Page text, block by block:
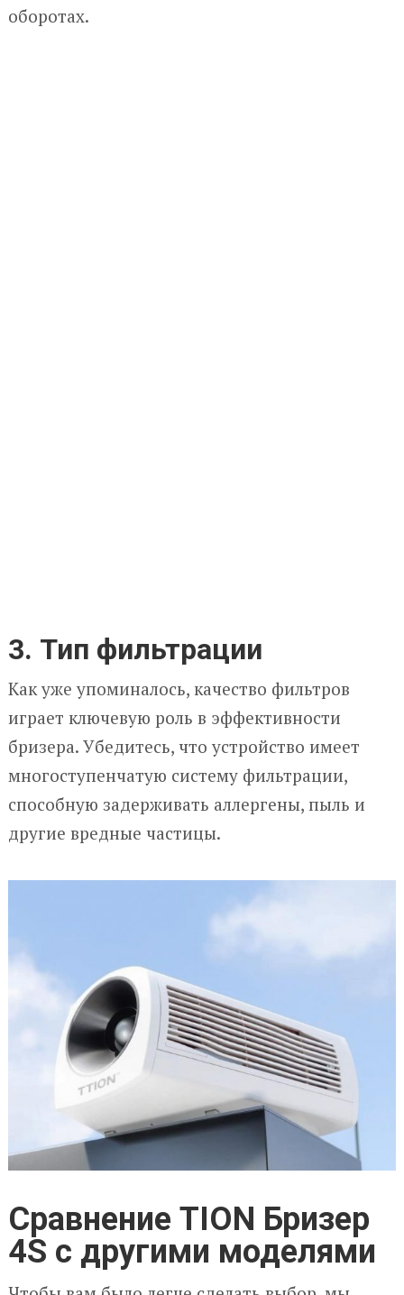
оборотах.
3. Тип фильтрации
Как уже упоминалось, качество фильтров
играет ключевую роль в эффективности
бризера. Убедитесь, что устройство имеет
многоступенчатую систему фильтрации,
способную задерживать аллергены, пыль и
другие вредные частицы.
Сравнение TION Бризер
4S с другими моделями